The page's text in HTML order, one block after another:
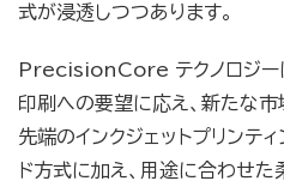
式が浸透しつつあります。
PrecisionCore テクノロジーは
印刷への要望に応え、新たな
先端のインクジェットプリンテ
ド方式に加え、用途に合わせた